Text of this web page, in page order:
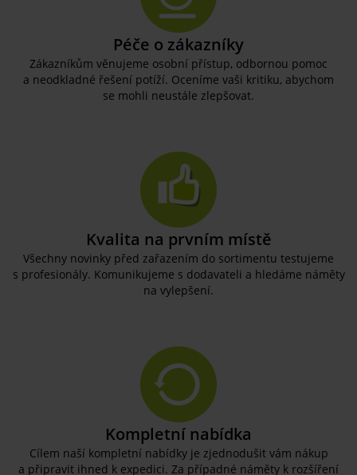
Péče o zákazníky
Zákazníkům věnujeme osobní přístup, odbornou pomoc
a neodkladné řešení potíží. Oceníme vaši kritiku, abychom
se mohli neustále zlepšovat.
Kvalita na prvním místě
Všechny novinky před zařazením do sortimentu testujeme
s profesionály. Komunikujeme s dodavateli a hledáme náměty
na vylepšení.
Kompletní nabídka
Cílem naší kompletní nabídky je zjednodušit vám nákup
a připravit ihned k expedici. Za případné náměty k rozšíření